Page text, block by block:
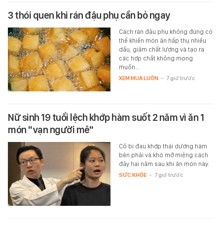
3 thói quen khi rán đậu phụ cần bỏ ngay
Cách rán đậu phụ không đúng có
thể khiến món ăn hấp thụ nhiều
dầu, giảm chất lượng và tạo ra
các hợp chất không mong
muốn…
XEM MUA LUÔN - 7 giờ trước
Nữ sinh 19 tuổi lệch khớp hàm suốt 2 năm vì ăn 1
món "vạn người mê"
Cô bị đau khớp thái dương hàm
bên phải và khó mở miệng cách
đây hai năm sau khi ăn món này.
SỨC KHỎE - 7 giờ trước